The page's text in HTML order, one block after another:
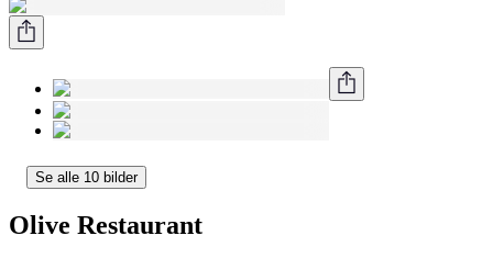
Se alle 10 bilder
Olive Restaurant